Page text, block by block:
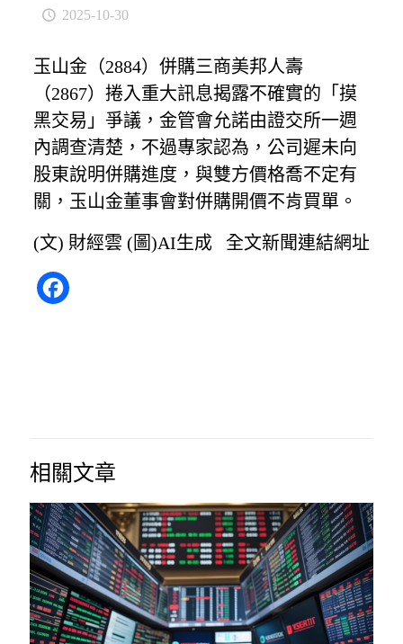
2025-10-30
玉山金（2884）併購三商美邦人壽
（2867）捲入重大訊息揭露不確實的「摸
黑交易」爭議，金管會允諾由證交所一週
內調查清楚，不過專家認為，公司遲未向
股東說明併購進度，與雙方價格喬不定有
關，玉山金董事會對併購開價不肯買單。
(文) 財經雲 (圖)AI生成 全文新聞連結網址
Facebook
相關文章